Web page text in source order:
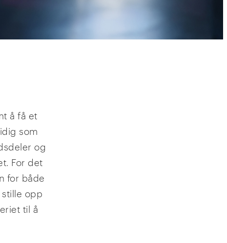
å få et
som
og
For det
for både
opp
til å